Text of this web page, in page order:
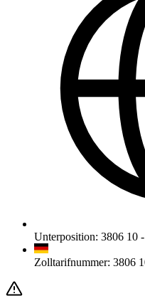
Unterposition: 3806 10 -
Zolltarifnummer: 3806